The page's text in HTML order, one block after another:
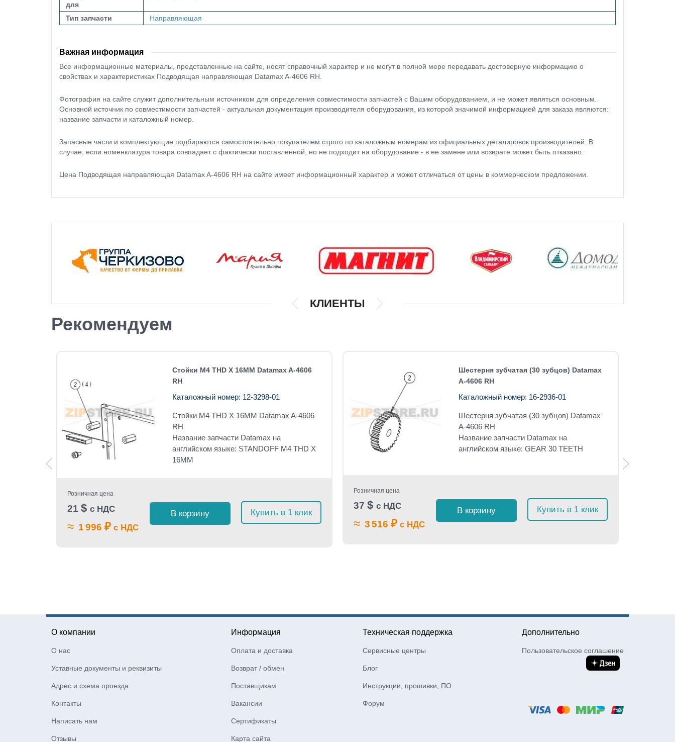
для
Тип запчасти Направляющая
Важная информация
Все информационные материалы, представленные на сайте, носят справочный характер и не могут в полной мере передавать достоверную информацию о
свойствах и характеристиках Подводящая направляющая Datamax A-4606 RH.
Фотография на сайте служит дополнительным источником для определения совместимости запчастей с Вашим оборудованием, и не может являться основным.
Основной источник по совместимости запчастей - актуальная документация производителя оборудования, из которой значимой информацией для заказа являются:
название запчасти и каталожный номер.
Запасные части и комплектующие подбираются самостоятельно покупателем строго по каталожным номерам из официальных деталировок производителей. В
случае, если номенклатура товара совпадает с фактически поставленной, но не подходит на оборудование - в ее замене или возврате может быть отказано.
Цена Подводящая направляющая Datamax A-4606 RH на сайте имеет информационный характер и может отличаться от цены в коммерческом предложении.
КЛИЕНТЫ
Рекомендуем
Стойки M4 THD X 16MM Datamax A-4606
RH
Каталожный номер: 12-3298-01
Стойки M4 THD X 16MM Datamax A-4606
RH
Название запчасти Datamax на
английском языке: STANDOFF M4 THD X
16MM
Розничная цена
21 $ с НДС
≈ 1 996 ₽ с НДС
В корзину Купить в 1 клик
Шестерня зубчатая (30 зубцов) Datamax
A-4606 RH
Каталожный номер: 16-2936-01
Шестерня зубчатая (30 зубцов) Datamax
A-4606 RH
Название запчасти Datamax на
английском языке: GEAR 30 TEETH
Розничная цена
37 $ с НДС
≈ 3 516 ₽ с НДС
В корзину Купить в 1 клик
О компании
О нас
Уставные документы и реквизиты
Адрес и схема проезда
Контакты
Написать нам
Отзывы
Информация
Оплата и доставка
Возврат / обмен
Поставщикам
Вакансии
Сертификаты
Карта сайта
Техническая поддержка
Сервисные центры
Блог
Инструкции, прошивки, ПО
Форум
Дополнительно
Пользовательское соглашение